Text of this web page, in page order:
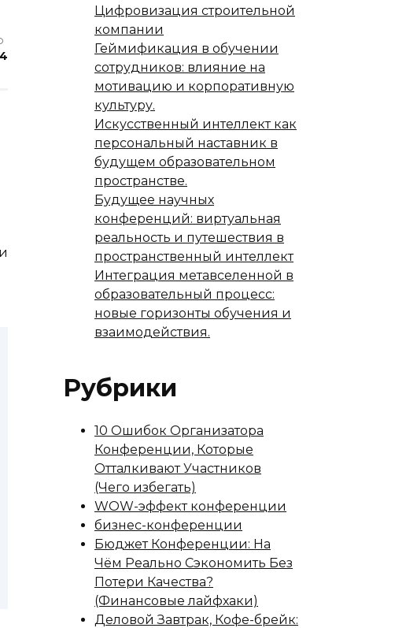
Цифровизация строительной
компании
Геймификация в обучении
сотрудников: влияние на
мотивацию и корпоративную
культуру.
Искусственный интеллект как
персональный наставник в
будущем образовательном
пространстве.
Будущее научных
конференций: виртуальная
реальность и путешествия в
пространственный интеллект
Интеграция метавселенной в
образовательный процесс:
новые горизонты обучения и
взаимодействия.
Рубрики
10 Ошибок Организатора
Конференции, Которые
Отталкивают Участников
(Чего избегать)
WOW-эффект конференции
бизнес-конференции
Бюджет Конференции: На
Чём Реально Сэкономить Без
Потери Качества?
(Финансовые лайфхаки)
Деловой Завтрак, Кофе-брейк: